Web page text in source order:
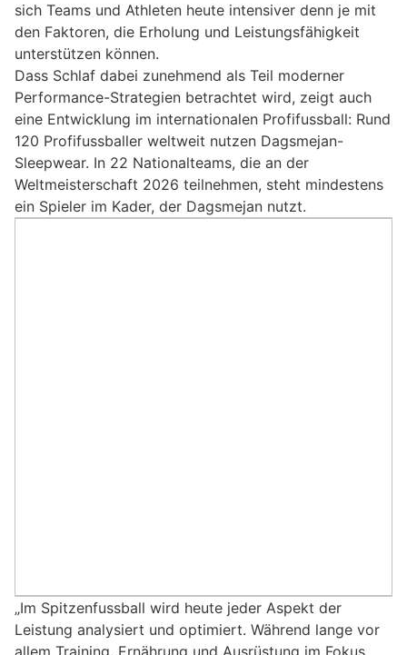
sich Teams und Athleten heute intensiver denn je mit
den Faktoren, die Erholung und Leistungsfähigkeit
unterstützen können.
Dass Schlaf dabei zunehmend als Teil moderner
Performance-Strategien betrachtet wird, zeigt auch
eine Entwicklung im internationalen Profifussball: Rund
120 Profifussballer weltweit nutzen Dagsmejan-
Sleepwear. In 22 Nationalteams, die an der
Weltmeisterschaft 2026 teilnehmen, steht mindestens
ein Spieler im Kader, der Dagsmejan nutzt.
„Im Spitzenfussball wird heute jeder Aspekt der
Leistung analysiert und optimiert. Während lange vor